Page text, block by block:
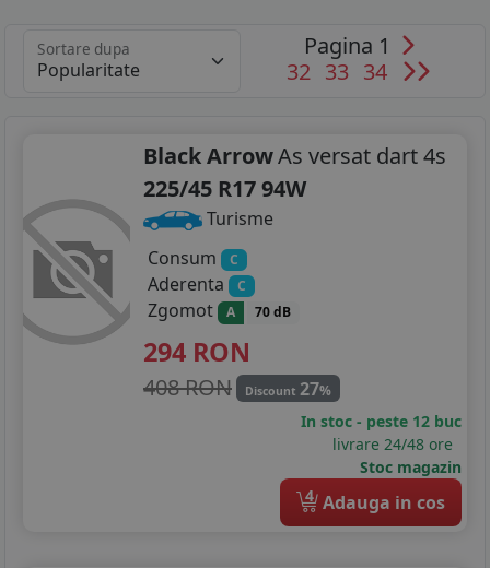
Sortare dupa
Pagina 1
32 33 34
Black ArrowAs versat dart 4s
225/45 R17 94W
Turisme
Consum
C
Aderenta C
Zgomot A 70 dB
294 RON
408 RON Discount 27%
In stoc - peste 12 buc
livrare 24/48 ore
Stoc magazin
4 Adauga in cos